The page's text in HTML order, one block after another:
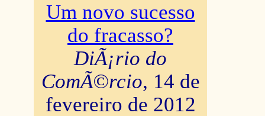
Um novo sucesso
do fracasso?
DiÃ¡rio do
ComÃ©rcio, 14 de
fevereiro de 2012